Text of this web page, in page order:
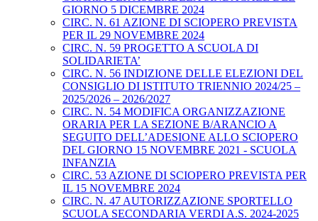
GIORNO 5 DICEMBRE 2024
CIRC. N. 61 AZIONE DI SCIOPERO PREVISTA
PER IL 29 NOVEMBRE 2024
CIRC. N. 59 PROGETTO A SCUOLA DI
SOLIDARIETA’
CIRC. N. 56 INDIZIONE DELLE ELEZIONI DEL
CONSIGLIO DI ISTITUTO TRIENNIO 2024/25 –
2025/2026 – 2026/2027
CIRC. N. 54 MODIFICA ORGANIZZAZIONE
ORARIA PER LA SEZIONE B/ARANCIO A
SEGUITO DELL’ADESIONE ALLO SCIOPERO
DEL GIORNO 15 NOVEMBRE 2021 - SCUOLA
INFANZIA
CIRC. 53 AZIONE DI SCIOPERO PREVISTA PER
IL 15 NOVEMBRE 2024
CIRC. N. 47 AUTORIZZAZIONE SPORTELLO
SCUOLA SECONDARIA VERDI A.S. 2024-2025